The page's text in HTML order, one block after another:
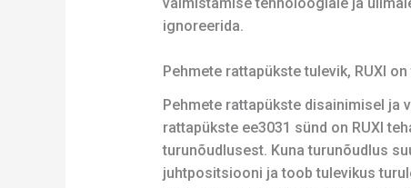
ignoreerida.
Pehmete rattapükste tulevik, RUXI
Pehmete rattapükste disainimisel ja
rattapükste ee3031 sünd on RUXI
turunõudlusest. Kuna turunõudlus
juhtpositsiooni ja toob tulevikus